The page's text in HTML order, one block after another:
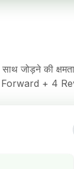
जोड़ने की
Forward + 4
ब्रेक,